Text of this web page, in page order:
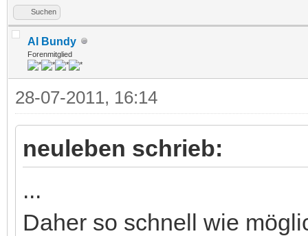
Suchen
Al Bundy
Forenmitglied
28-07-2011, 16:14
neuleben schrieb:
...
Daher so schnell wie